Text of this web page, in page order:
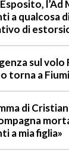
l’Ad
a qualcosa
di
sul volo
torna a
di
a mia figlia»